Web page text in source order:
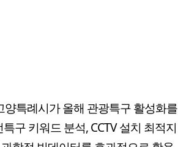
특례시가 올해 관광특구 활성화를
구 키워드 분석, CCTV 설치 최적지